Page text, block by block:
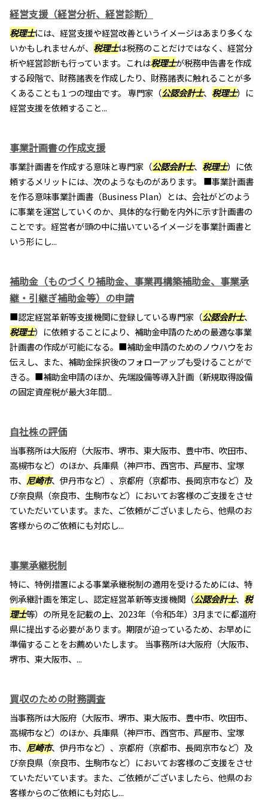
経営支援（経営分析、経営診断）
税理士には、経営支援や経営改善というイメージはあまり多くな
いかもしれませんが、 税理士は税務のことだけではなく、経営分
析や経営診断も行っています。これは税理士が税務申告書を作成
する段階で、財務諸表を作成したり、財務諸表に触れることが多
くあることも１つの理由です。 専門家（公認会計士、 税理士）に
経営支援を依頼すること...
事業計画書の作成支援
事業計画書を作成する意味と専門家（公認会計士、 税理士）に依
頼するメリットには、次のようなものがあります。 ■事業計画書
を作る意味事業計画書（Business Plan）とは、会社がどのよう
に事業を運営していくのか、具体的な行動を内外に示す計画書の
ことです。経営者が頭の中に描いているイメージを事業計画書と
いう形にし...
補助金（ものづくり補助金、事業再構築補助金、事業承
継・引継ぎ補助金等）の申請
■認定経営革新等支援機関に登録している専門家（公認会計士、
税理士）に依頼することにより、補助金申請のための最適な事業
計画書の作成が可能になる。■補助金申請のためのノウハウをお
伝えし、また、補助金採択後のフォローアップも受けることがで
きる。■補助金申請のほか、先端設備等導入計画（新規取得設備
の固定資産税が最大3年間...
自社株の評価
当事務所は大阪府（大阪市、堺市、東大阪市、豊中市、吹田市、
高槻市など）のほか、兵庫県（神戸市、西宮市、芦屋市、宝塚
市、 尼崎市、伊丹市など）、京都府（京都市、長岡京市など）及
び奈良県（奈良市、生駒市など）においてお客様のご支援をさせ
ていただいています。また、ご依頼がございましたら、他県のお
客様からのご依頼にも対応し...
事業承継税制
特に、特例措置による事業承継税制の適用を受けるためには、特
例承継計画を策定し、認定経営革新等支援機関（公認会計士、 税
理士等）の所見を記載の上、2023年（令和5年）3月までに都道府
県に提出する必要があります。期限が迫っているため、お早めに
準備することをお薦めいたします。 当事務所は大阪府（大阪市、
堺市、東大阪市、...
買収のための財務調査
当事務所は大阪府（大阪市、堺市、東大阪市、豊中市、吹田市、
高槻市など）のほか、兵庫県（神戸市、西宮市、芦屋市、宝塚
市、 尼崎市、伊丹市など）、京都府（京都市、長岡京市など）及
び奈良県（奈良市、生駒市など）においてお客様のご支援をさせ
ていただいています。また、ご依頼がございましたら、他県のお
客様からのご依頼にも対応し...